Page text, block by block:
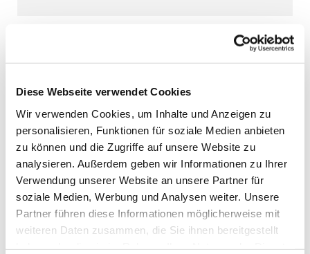
Diese Webseite verwendet Cookies
Wir verwenden Cookies, um Inhalte und Anzeigen zu
personalisieren, Funktionen für soziale Medien anbieten
zu können und die Zugriffe auf unsere Website zu
analysieren. Außerdem geben wir Informationen zu Ihrer
Verwendung unserer Website an unsere Partner für
soziale Medien, Werbung und Analysen weiter. Unsere
Partner führen diese Informationen möglicherweise mit
weiteren Daten zusammen, die Sie ihnen bereitgestellt
kostenlos. Wir bitten um kurze Anmeldung :
ulla.bottenbruch@kirche-muelheim.deoder
unter Tel. 0208-3015739